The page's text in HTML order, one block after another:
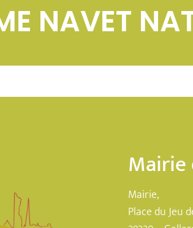
NAVET
Mairie
Mairie,
Place du Jeu